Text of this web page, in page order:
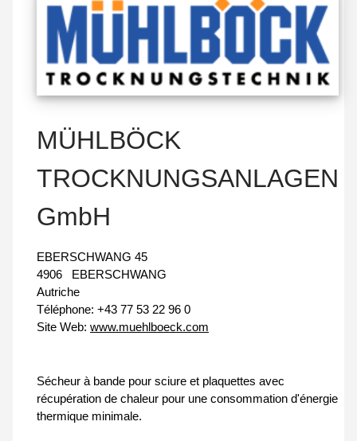
MÜHLBÖCK
TROCKNUNGSANLAGEN
GmbH
EBERSCHWANG 45
4906
EBERSCHWANG
Autriche
Téléphone: +43 77 53 22 96 0
Site Web: www.muehlboeck.com
Sécheur à bande pour sciure et plaquettes avec
récupération de chaleur pour une consommation d'énergie
thermique minimale.